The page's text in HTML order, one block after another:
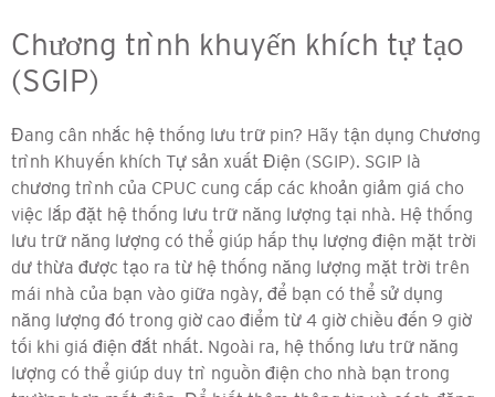
Chương trình khuyến khích tự tạo
(SGIP)
Đang cân nhắc hệ thống lưu trữ pin? Hãy tận dụng Chương
trình Khuyến khích Tự sản xuất Điện (SGIP). SGIP là
chương trình của CPUC cung cấp các khoản giảm giá cho
việc lắp đặt hệ thống lưu trữ năng lượng tại nhà. Hệ thống
lưu trữ năng lượng có thể giúp hấp thụ lượng điện mặt trời
dư thừa được tạo ra từ hệ thống năng lượng mặt trời trên
mái nhà của bạn vào giữa ngày, để bạn có thể sử dụng
năng lượng đó trong giờ cao điểm từ 4 giờ chiều đến 9 giờ
tối khi giá điện đắt nhất. Ngoài ra, hệ thống lưu trữ năng
lượng có thể giúp duy trì nguồn điện cho nhà bạn trong